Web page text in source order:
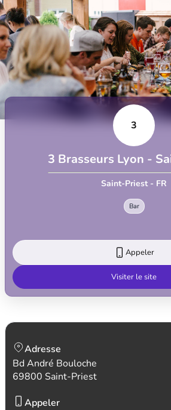
3
3 Brasseurs Lyon -
Saint-Priest - FR
Bar
Appeler
Visiter le site
Adresse
Bd André Bouloche
69800 Saint-Priest
Appeler